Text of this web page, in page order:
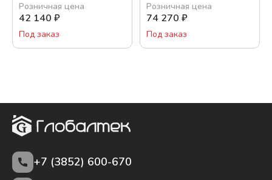
Розничная цена
42 140 ₽
Под заказ
Розничная цена
74 270 ₽
Под заказ
+7 (3852) 600-670